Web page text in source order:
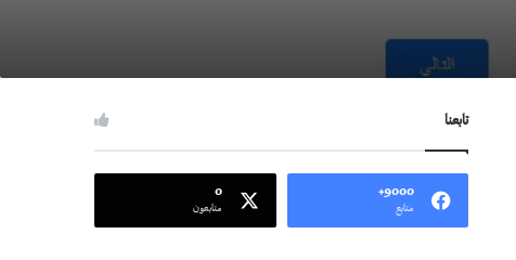
تابعنا
9000+
متابع
0
متابعون